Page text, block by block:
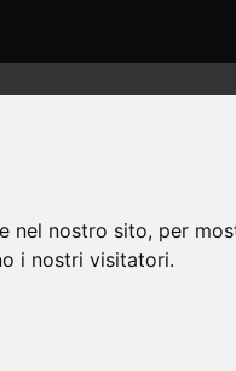
nel nostro sito, per
i nostri visitatori.